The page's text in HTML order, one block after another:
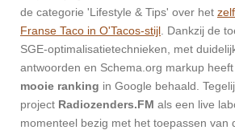
de categorie 'Lifestyle & Tips' over het
Franse Taco in O'Tacos-stijl . Dankzij de
SGE-optimalisatietechnieken, met
antwoorden en Schema.org markup
mooie ranking in Google behaald.
project Radiozenders.FM als een live
momenteel bezig met het toepassen van